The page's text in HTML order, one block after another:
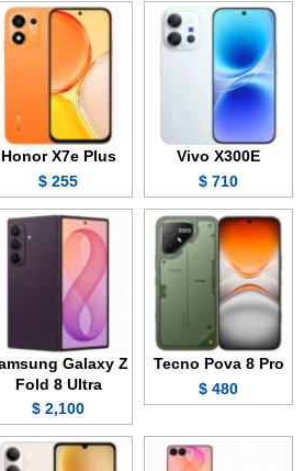
Vivo X300E
710 $
Honor X7e Plus
255 $
Tecno Pova 8 Pro
480 $
Galaxy Z
Fold 8 Ultra
2,100 $